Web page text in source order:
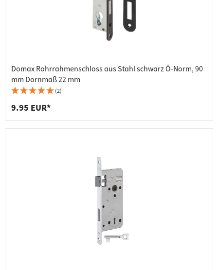
Domax Rohrrahmenschloss aus Stahl schwarz Ö-Norm, 90
mm Dornmaß 22 mm
(2)
9.95 EUR*